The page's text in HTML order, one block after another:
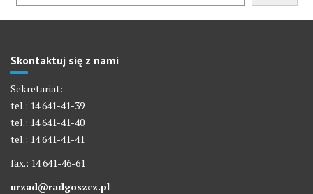
Skontaktuj się z nami
Sekretariat:
tel.: 14 641-41-39
tel.: 14 641-41-40
tel.: 14 641-41-41
fax.: 14 641-46-61
urzad@radgoszcz.pl